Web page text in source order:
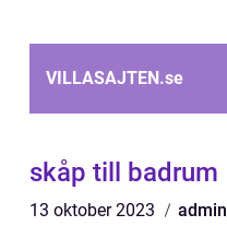
VILLASAJTEN.se
skåp till badrum
13 oktober 2023 admin